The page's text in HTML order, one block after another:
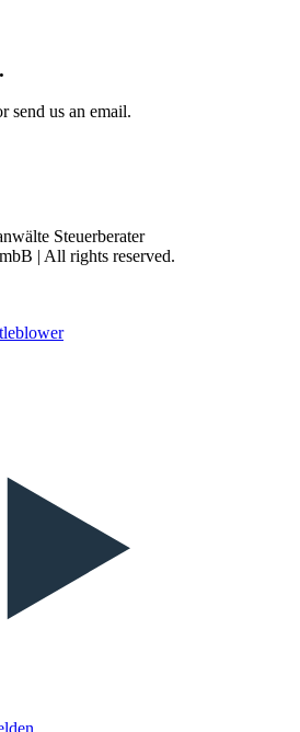
send us an email.
Steuerberater
| All rights reserved.